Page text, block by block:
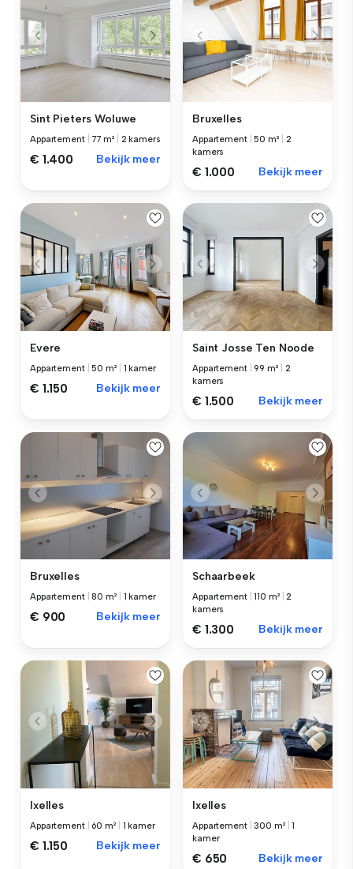
Sint Pieters Woluwe
Appartement |77 m² 2 kamers
€ 1.400 Bekijk meer
Bruxelles
Appartement |50 m²
2
kamers
€ 1.000 Bekijk meer
Evere
Appartement |50 m² 1 kamer
€ 1.150 Bekijk meer
Saint Josse Ten Noode
Appartement |99 m²
2
kamers
€ 1.500 Bekijk meer
Bruxelles
Appartement |80 m² 1 kamer
€ 900 Bekijk meer
Schaarbeek
Appartement |110 m² |2
kamers
€ 1.300 Bekijk meer
Ixelles
Appartement 60 m² 1 kamer
€ 1.150 Bekijk meer
Ixelles
Appartement |300 m² |1
kamer
€ 650 Bekijk meer